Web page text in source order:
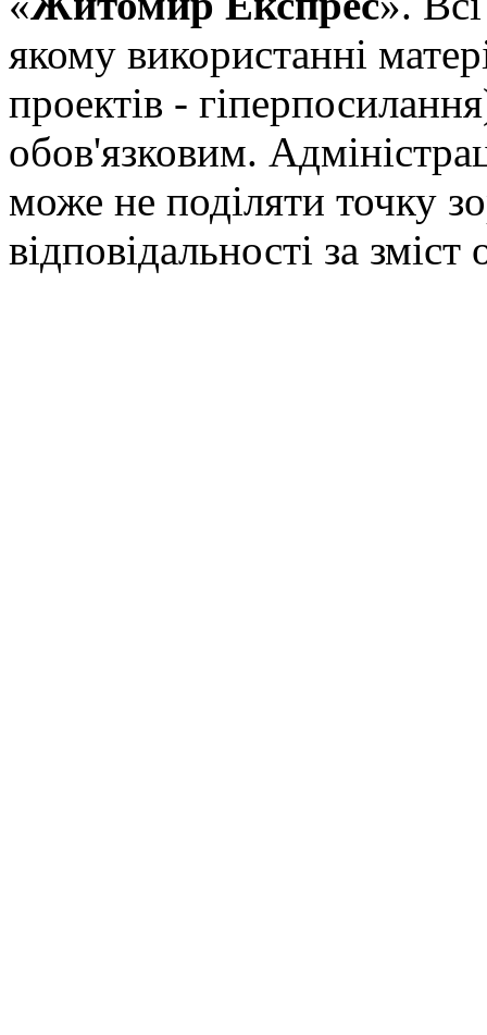
якому використанні
проектів -
обов'язковим.
може не поділяти точку
відповідальності за